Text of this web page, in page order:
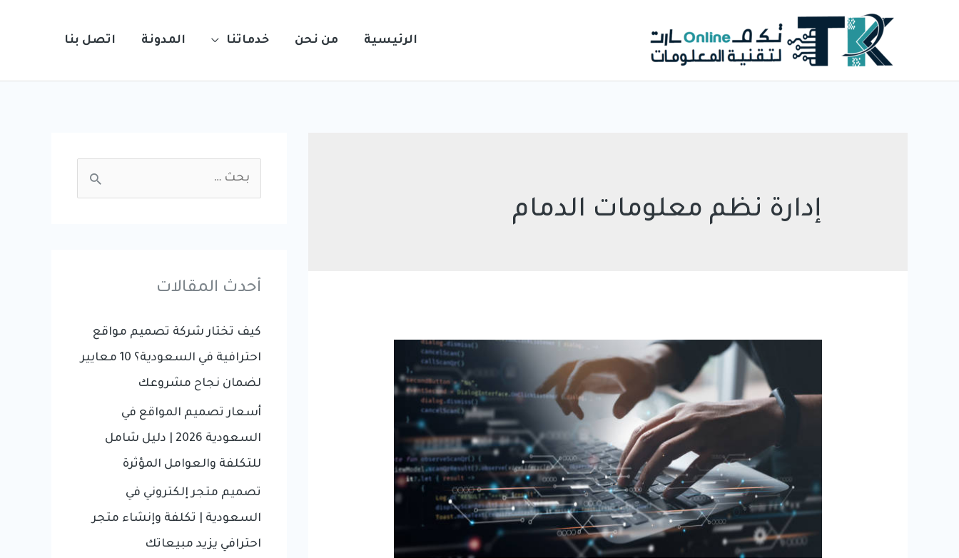
الرئيسية من نحن خدماتنا المدونة اتصل بنا
إدارة نظم معلومات الدمام
e
f
o
r
:
أحدث المقالات
كيف تختار شركة تصميم مواقع
احترافية في السعودية؟ 10 معايير
لضمان نجاح مشروعك
أسعار تصميم المواقع في
السعودية 2026 | دليل شامل
للتكلفة والعوامل المؤثرة
تصميم متجر إلكتروني في
السعودية | تكلفة وإنشاء متجر
احترافي يزيد مبيعاتك